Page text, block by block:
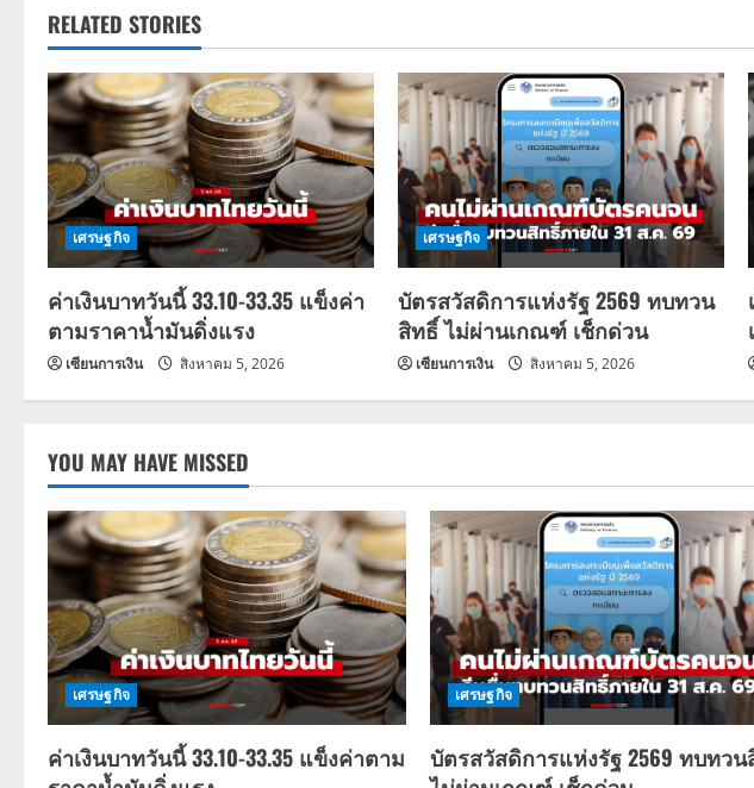
n
a
v
i
g
a
t
i
o
n
RELATED STORIES
เศรษฐกิจ
ค่าเงินบาทวันนี้ 33.10-33.35 แข็งค่า
ตามราคาน้ำมันดิ่งแรง
เซียนการเงิน สิงหาคม 5, 2026
เศรษฐกิจ
บัตรสวัสดิการแห่งรัฐ 2569 ทบทวน
สิทธิ์ ไม่ผ่านเกณฑ์ เช็กด่วน
เซียนการเงิน สิงหาคม 5, 2026
YOU MAY HAVE MISSED
เศรษฐกิจ
ค่าเงินบาทวันนี้ 33.10-33.35 แข็งค่าตาม
เศรษฐกิจ
บัตรสวัสดิการแห่งรัฐ 2569 ทบทว